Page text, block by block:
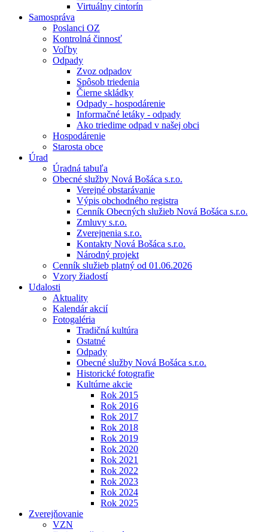
Virtuálny cintorín
Samospráva
Poslanci OZ
Kontrolná činnosť
Voľby
Odpady
Zvoz odpadov
Spôsob triedenia
Čierne skládky
Odpady - hospodárenie
Informačné letáky - odpady
Ako triedime odpad v našej obci
Hospodárenie
Starosta obce
Úrad
Úradná tabuľa
Obecné služby Nová Bošáca s.r.o.
Verejné obstarávanie
Výpis obchodného registra
Cenník Obecných služieb Nová Bošáca s.r.o.
Zmluvy s.r.o.
Zverejnenia s.r.o.
Kontakty Nová Bošáca s.r.o.
Národný projekt
Cenník služieb platný od 01.06.2026
Vzory žiadostí
Udalosti
Aktuality
Kalendár akcií
Fotogaléria
Tradičná kultúra
Ostatné
Odpady
Obecné služby Nová Bošáca s.r.o.
Historické fotografie
Kultúrne akcie
Rok 2015
Rok 2016
Rok 2017
Rok 2018
Rok 2019
Rok 2020
Rok 2021
Rok 2022
Rok 2023
Rok 2024
Rok 2025
Zverejňovanie
VZN